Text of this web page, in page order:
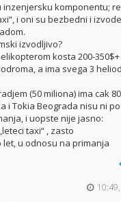
inzenjersku komponentu;
i oni su bezbedni i
izvodljivo?
kosta 200-
a ima svega 3
(50 miliona) ima cak
i Tokia Beograda nisu ni
i uopste nije jasno:
taxi“ , zasto
u odnosu na primanja